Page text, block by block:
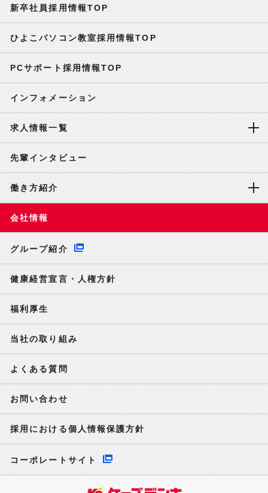
新卒社員採用情報TOP
ひよこパソコン教室採用情報TOP
PCサポート採用情報TOP
インフォメーション
求人情報一覧
先輩インタビュー
働き方紹介
会社情報
グループ紹介
健康経営宣言・人権方針
福利厚生
当社の取り組み
よくある質問
お問い合わせ
採用における個人情報保護方針
コーポレートサイト